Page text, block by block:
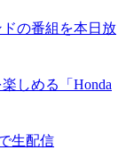
ドの番組を本日放
しめる「Honda
生配信